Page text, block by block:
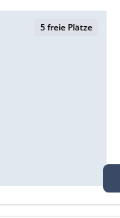
5 freie Plätze